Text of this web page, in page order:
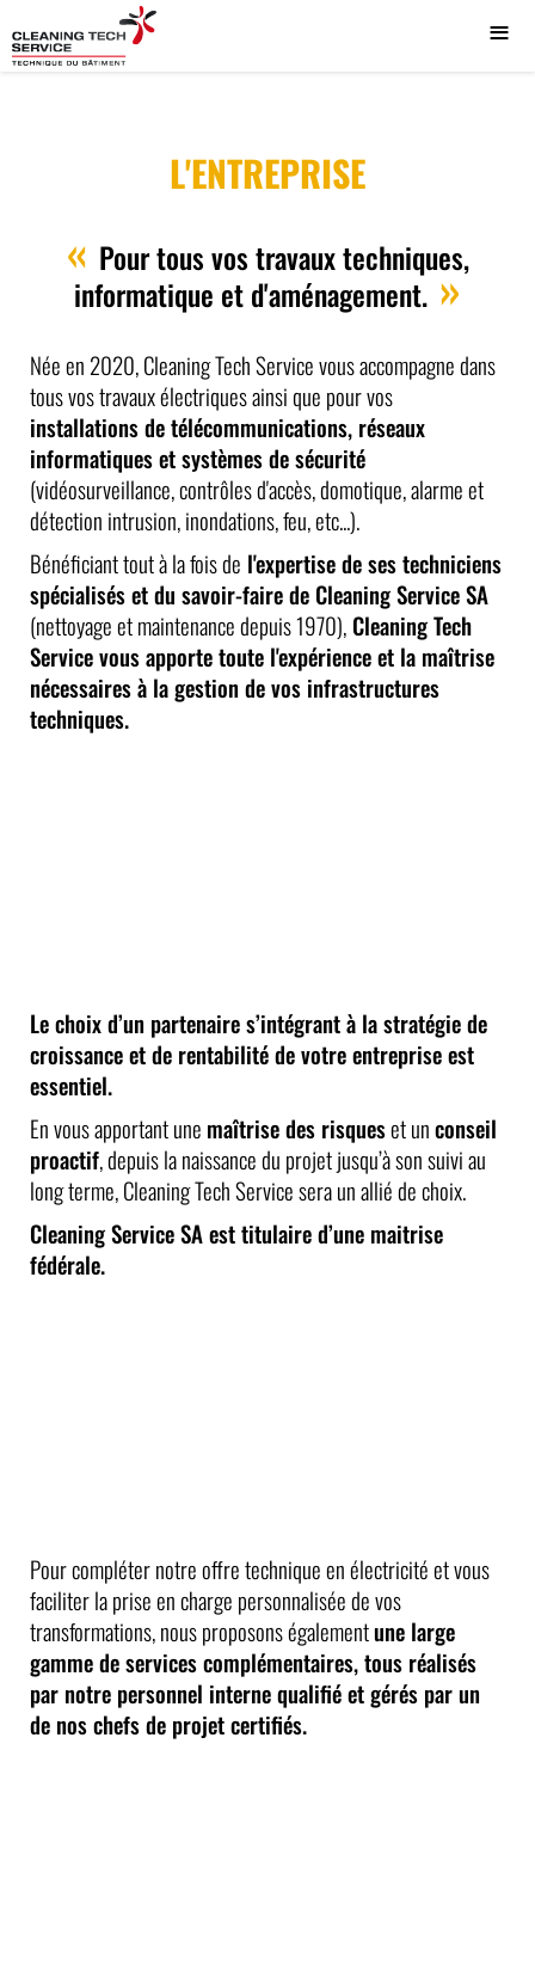
L'ENTREPRISE
Pour tous vos travaux techniques,
informatique et d'aménagement.
Née en 2020, Cleaning Tech Service vous accompagne dans
tous vos travaux électriques ainsi que pour vos
installations de télécommunications, réseaux
informatiques et systèmes de sécurité
(vidéosurveillance, contrôles d'accès, domotique, alarme et
détection intrusion, inondations, feu, etc...).
Bénéficiant tout à la fois de l'expertise de ses techniciens
spécialisés et du savoir-faire de Cleaning Service SA
(nettoyage et maintenance depuis 1970), Cleaning Tech
Service vous apporte toute l'expérience et la maîtrise
nécessaires à la gestion de vos infrastructures
techniques.
Le choix d’un partenaire s’intégrant à la stratégie de
croissance et de rentabilité de votre entreprise est
essentiel.
En vous apportant une maîtrise des risqueset unconseil
proactif, depuis la naissance du projet jusqu’à son suivi au
long terme, Cleaning Tech Service sera un allié de choix.
Cleaning Service SA est titulaire d’une maitrise
fédérale.
Pour compléter notre offre technique en électricité et vous
faciliter la prise en charge personnalisée de vos
transformations, nous proposons égalementune large
gamme de services complémentaires, tous réalisés
par notre personnel interne qualifié et gérés par un
de nos chefs de projet certifiés.
≡